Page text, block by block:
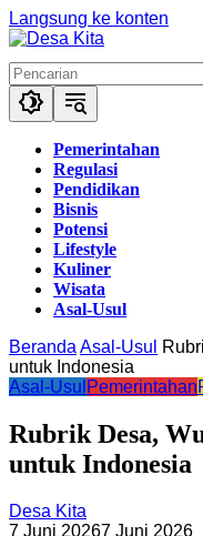
Langsung ke konten
Pemerintahan
Regulasi
Pendidikan
Bisnis
Potensi
Lifestyle
Kuliner
Wisata
Asal-Usul
Beranda Asal-Usul
untuk Indonesia
Asal-Usul Pemerintahan
Rubrik Desa,
untuk Indonesia
Desa Kita
7 Juni 20267 Juni 2026